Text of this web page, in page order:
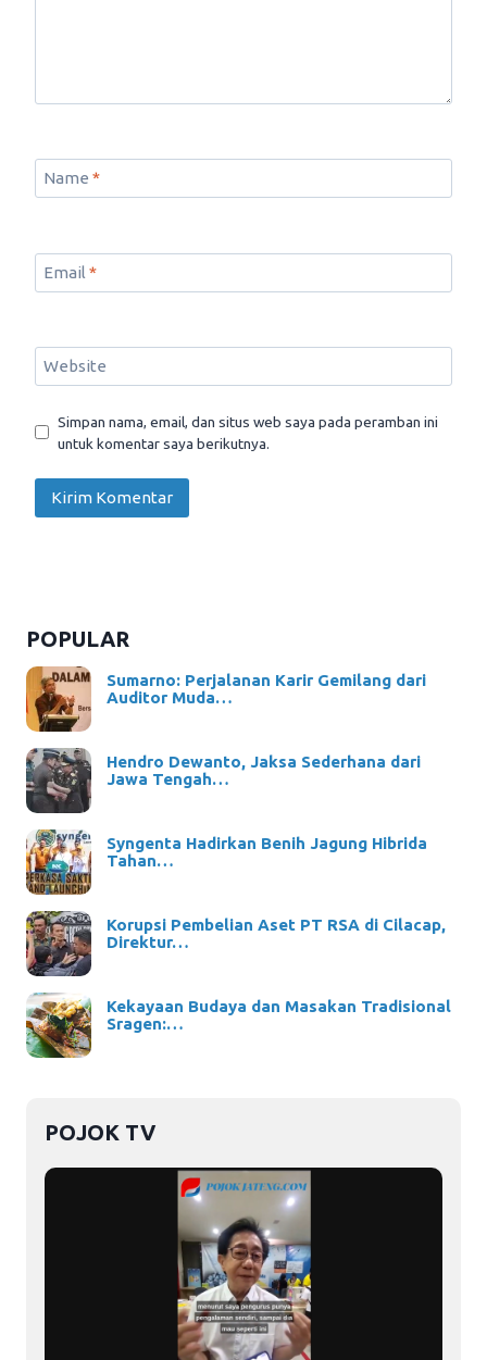
Name *
Email *
Website
Simpan nama, email, dan situs web saya pada peramban ini
untuk komentar saya berikutnya.
POPULAR
Sumarno: Perjalanan Karir Gemilang dari
Auditor Muda…
Hendro Dewanto, Jaksa Sederhana dari
Jawa Tengah…
Syngenta Hadirkan Benih Jagung Hibrida
Tahan…
Korupsi Pembelian Aset PT RSA di Cilacap,
Direktur…
Kekayaan Budaya dan Masakan Tradisional
Sragen:…
POJOK TV